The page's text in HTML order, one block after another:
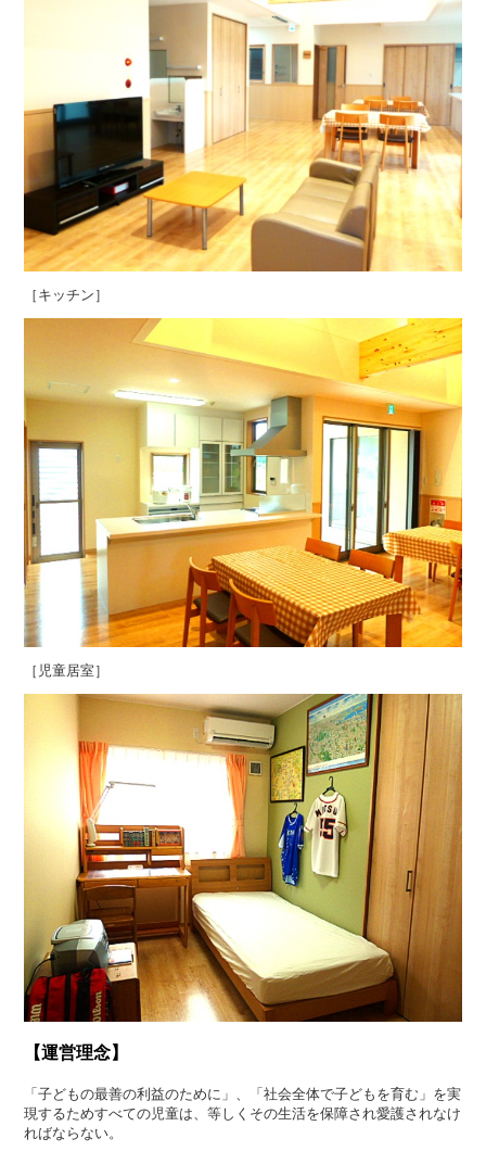
［キッチン］
［児童居室］
【運営理念】
「子どもの最善の利益のために」、「社会全体で子どもを育む」を実
現するためすべての児童は、等しくその生活を保障され愛護されなけ
ればならない。